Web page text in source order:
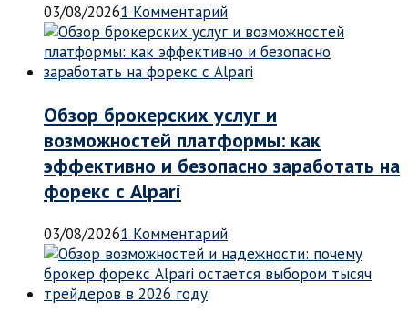
03/08/20261 Комментарий
Обзор брокерских услуг и
возможностей платформы: как
эффективно и безопасно заработать на
форекс с Alpari
03/08/20261 Комментарий